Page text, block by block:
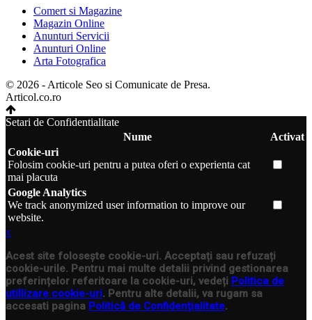
Comert si Magazine
Magazin Online
Anunturi Servicii
Anunturi Online
Arta Fotografica
© 2026 - Articole Seo si Comunicate de Presa.
Articol.co.ro
Setari de Confidentialitate
Nume
Activat
Cookie-uri
Folosim cookie-uri pentru a putea oferi o experienta cat
mai placuta
Google Analytics
We track anonymized user information to improve our
website.
x
Acest site folosește cookie-uri. Acceptați sau refuzați
cookie-urile. Pentru mai multe detalii privind gestionarea
preferințelor referitoare la cookie-uri, vedeți Politica de
utillizare cookie-uri. Pentru alte detalii, va rugam sa
accesati pagina Politică de Confidențialitate.